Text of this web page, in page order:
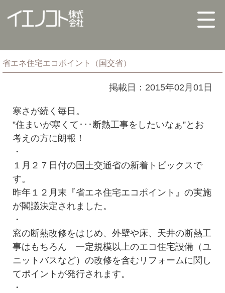
省エネ住宅エコポイント（国交省）
掲載日：2015年02月01日
寒さが続く毎日。
”住まいが寒くて･･･断熱工事をしたいなぁ”とお
考えの方に朗報！
・
１月２７日付の国土交通省の新着トピックスで
す。
昨年１２月末『省エネ住宅エコポイント』の実施
が閣議決定されました。
・
窓の断熱改修をはじめ、外壁や床、天井の断熱工
事はもちろん 一定規模以上のエコ住宅設備（ユ
ニットバスなど）の改修を含むリフォームに関し
てポイントが発行されます。
・